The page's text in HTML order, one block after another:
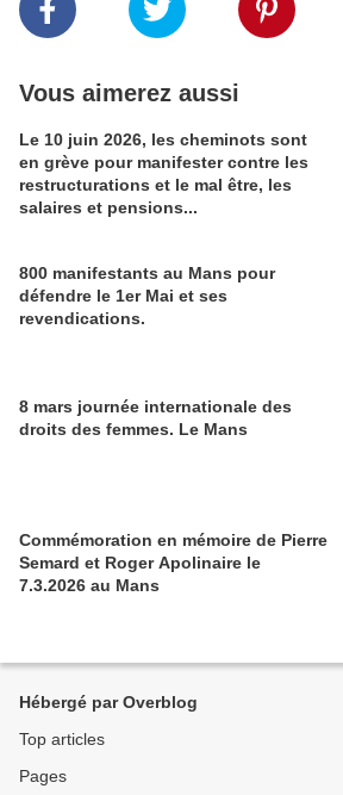
Vous aimerez aussi
Le 10 juin 2026, les cheminots sont
en grève pour manifester contre les
restructurations et le mal être, les
salaires et pensions...
800 manifestants au Mans pour
défendre le 1er Mai et ses
revendications.
8 mars journée internationale des
droits des femmes. Le Mans
Commémoration en mémoire de Pierre
Semard et Roger Apolinaire le
7.3.2026 au Mans
Hébergé par Overblog
Top articles
Pages